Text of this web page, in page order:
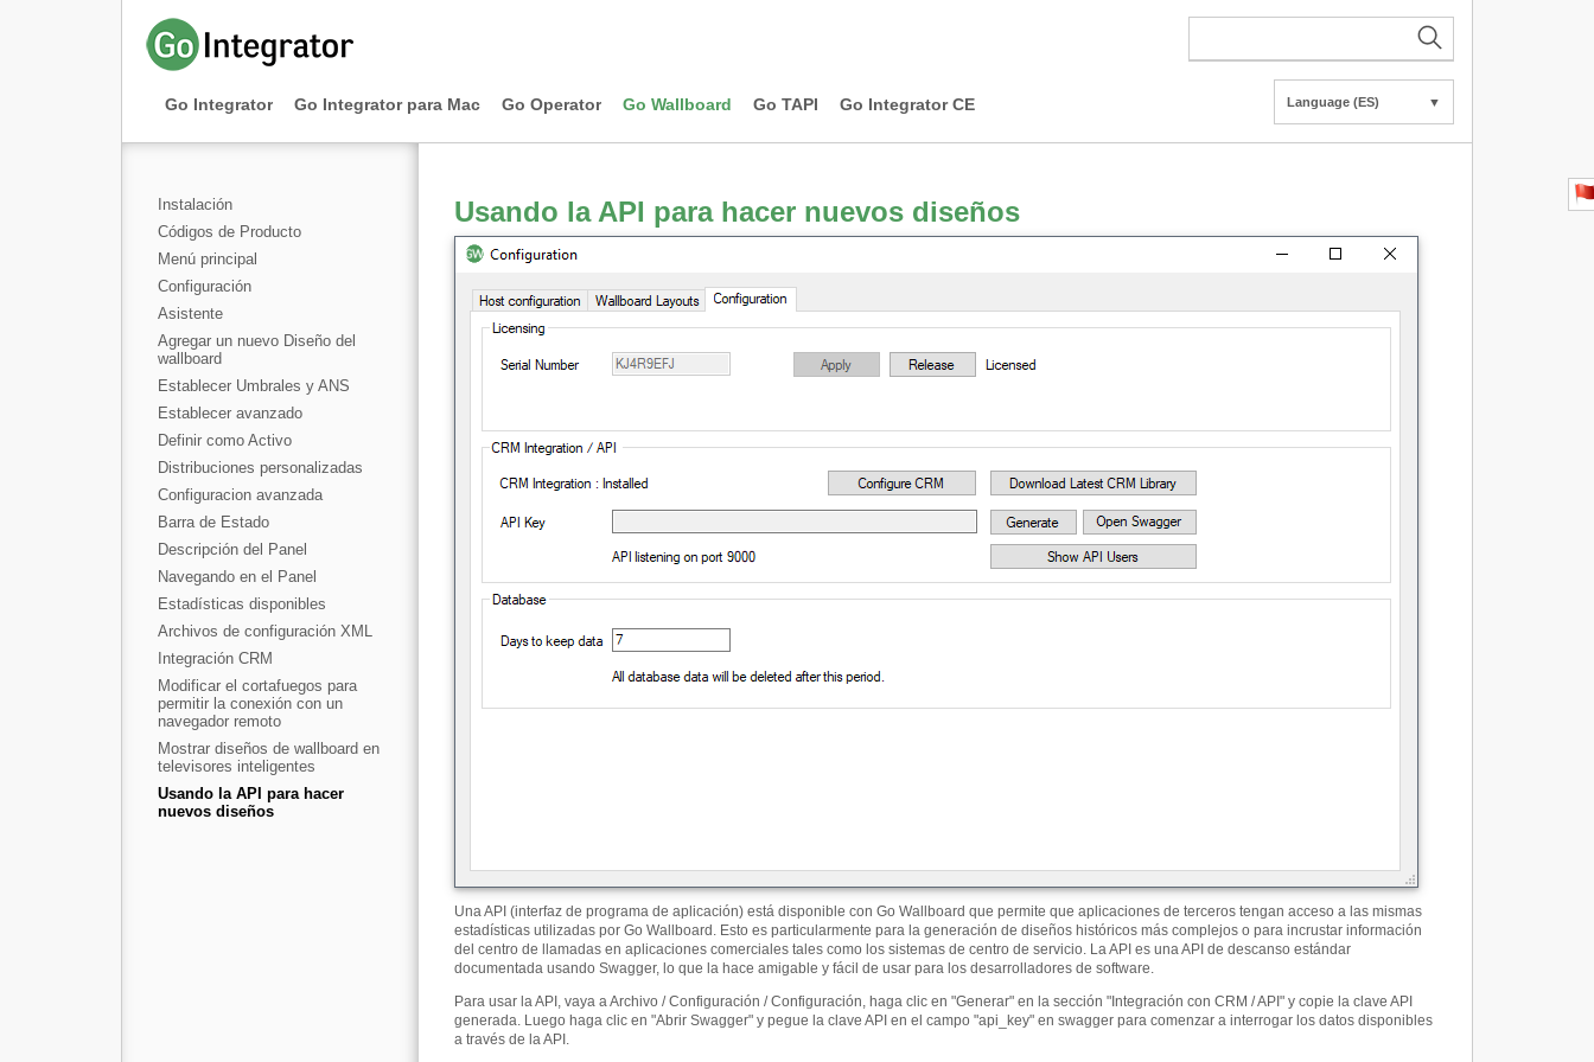
Go Integrator Go Integrator para Mac Go Operator Go Wallboard Go TAPI Go Integrator CE Language (ES) ▼
Instalación
Códigos de Producto
Menú principal
Configuración
Asistente
Agregar un nuevo Diseño del
wallboard
Establecer Umbrales y ANS
Establecer avanzado
Definir como Activo
Distribuciones personalizadas
Configuracion avanzada
Barra de Estado
Descripción del Panel
Navegando en el Panel
Estadísticas disponibles
Archivos de configuración XML
Integración CRM
Modificar el cortafuegos para
permitir la conexión con un
navegador remoto
Mostrar diseños de wallboard en
televisores inteligentes
Usando la API para hacer
nuevos diseños
Usando la API para hacer nuevos diseños
Una API (interfaz de programa de aplicación) está disponible con Go Wallboard que permite que aplicaciones de terceros tengan acceso a las mismas
estadísticas utilizadas por Go Wallboard. Esto es particularmente para la generación de diseños históricos más complejos o para incrustar información
del centro de llamadas en aplicaciones comerciales tales como los sistemas de centro de servicio. La API es una API de descanso estándar
documentada usando Swagger, lo que la hace amigable y fácil de usar para los desarrolladores de software.
Para usar la API, vaya a Archivo / Configuración / Configuración, haga clic en "Generar" en la sección "Integración con CRM / API" y copie la clave API
generada. Luego haga clic en "Abrir Swagger" y pegue la clave API en el campo "api_key" en swagger para comenzar a interrogar los datos disponibles
a través de la API.